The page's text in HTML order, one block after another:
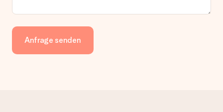
Anfrage senden